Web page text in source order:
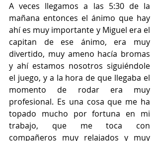
A veces llegamos a las 5:30 de la
mañana entonces el ánimo que hay
ahí es muy importante y Miguel era el
capitan de ese ánimo, era muy
divertido, muy ameno hacía bromas
y ahí estamos nosotros siguiéndole
el juego, y a la hora de que llegaba el
momento de rodar era muy
profesional. Es una cosa que me ha
topado mucho por fortuna en mi
trabajo, que me toca con
compañeros muy relajados y muy